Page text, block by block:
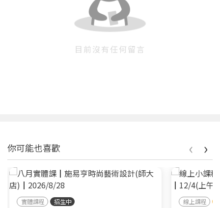
目前沒有任何留言
你可能也喜歡
實體課程 招生中 線上課程
‹ ›